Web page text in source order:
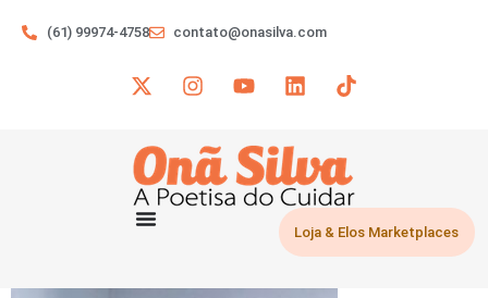
(61) 99974-4758 contato@onasilva.com
Loja & Elos Marketplaces